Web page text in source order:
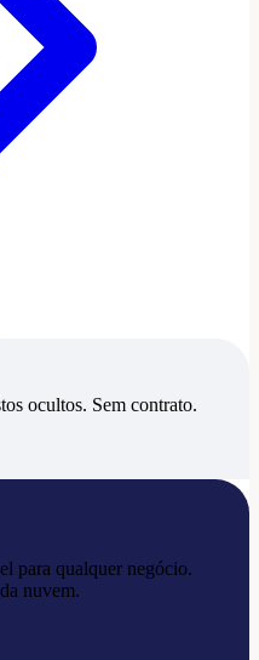
ocultos. Sem contrato.
para qualquer negócio.
nuvem.